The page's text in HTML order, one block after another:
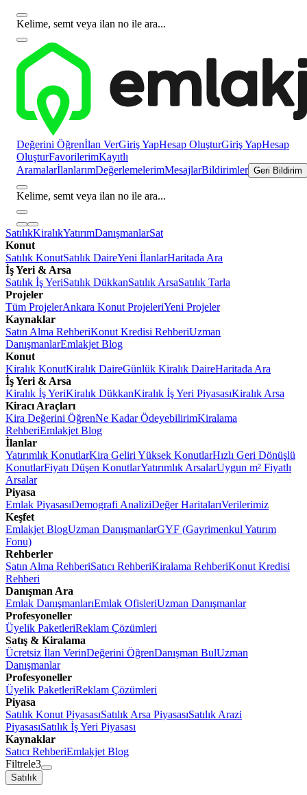
Kelime, semt veya ilan no ile ara...
Değerini Öğrenİlan VerGiriş YapHesap OluşturGiriş YapHesap
OluşturFavorilerimKayıtlı
AramalarİlanlarımDeğerlemelerimMesajlarBildirimler Geri Bildirim
Kelime, semt veya ilan no ile ara...
SatılıkKiralıkYatırımDanışmanlarSat
Konut
Satılık KonutSatılık DaireYeni İlanlarHaritada Ara
İş Yeri & Arsa
Satılık İş YeriSatılık DükkanSatılık ArsaSatılık Tarla
Projeler
Tüm ProjelerAnkara Konut ProjeleriYeni Projeler
Kaynaklar
Satın Alma RehberiKonut Kredisi RehberiUzman
DanışmanlarEmlakjet Blog
Konut
Kiralık KonutKiralık DaireGünlük Kiralık DaireHaritada Ara
İş Yeri & Arsa
Kiralık İş YeriKiralık DükkanKiralık İş Yeri PiyasasıKiralık Arsa
Kiracı Araçları
Kira Değerini ÖğrenNe Kadar ÖdeyebilirimKiralama
RehberiEmlakjet Blog
İlanlar
Yatırımlık KonutlarKira Geliri Yüksek KonutlarHızlı Geri Dönüşlü
KonutlarFiyatı Düşen KonutlarYatırımlık ArsalarUygun m² Fiyatlı
Arsalar
Piyasa
Emlak PiyasasıDemografi AnaliziDeğer HaritalarıVerilerimiz
Keşfet
Emlakjet BlogUzman DanışmanlarGYF (Gayrimenkul Yatırım
Fonu)
Rehberler
Satın Alma RehberiSatıcı RehberiKiralama RehberiKonut Kredisi
Rehberi
Danışman Ara
Emlak DanışmanlarıEmlak OfisleriUzman Danışmanlar
Profesyoneller
Üyelik PaketleriReklam Çözümleri
Satış & Kiralama
Ücretsiz İlan VerinDeğerini ÖğrenDanışman BulUzman
Danışmanlar
Profesyoneller
Üyelik PaketleriReklam Çözümleri
Piyasa
Satılık Konut PiyasasıSatılık Arsa PiyasasıSatılık Arazi
PiyasasıSatılık İş Yeri Piyasası
Kaynaklar
Satıcı RehberiEmlakjet Blog
Filtrele3
Satılık